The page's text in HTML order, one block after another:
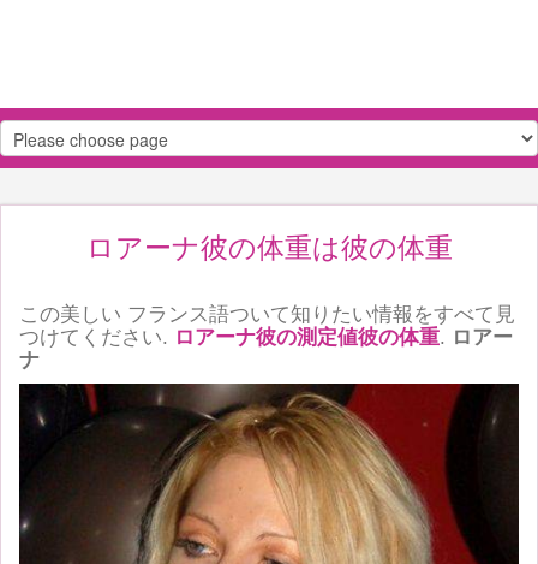
ロアーナ彼の体重は彼の体重
この美しい フランス語ついて知りたい情報をすべて見
つけてください. ロアーナ彼の測定値彼の体重. ロアー
ナ